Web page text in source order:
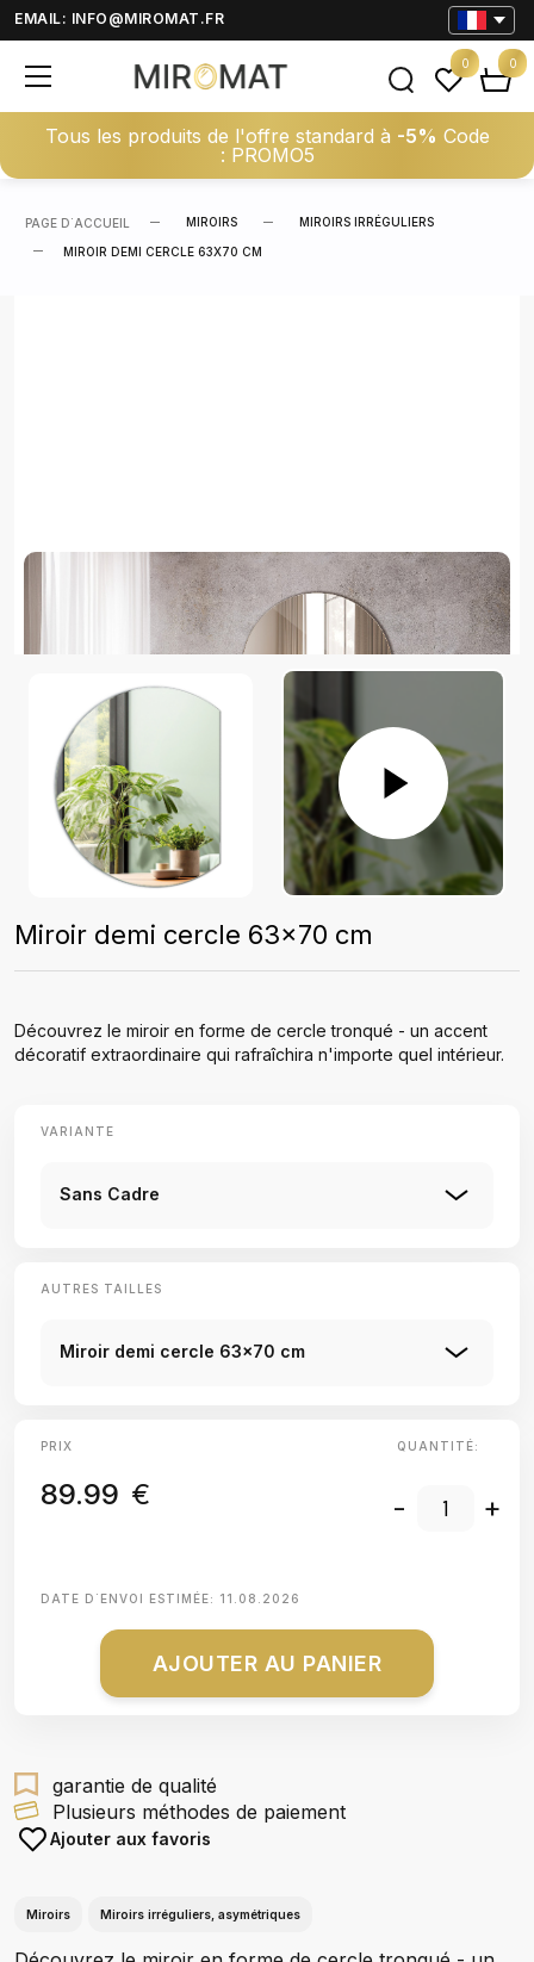
EMAIL: INFO@MIROMAT.FR
Tous les produits de l'offre standard à -5% Code
: PROMO5
0 0
PAGE D΄ACCUEIL MIROIRS MIROIRS IRRÉGULIERS
MIROIR DEMI CERCLE 63X70 CM
Miroir demi cercle 63x70 cm
Découvrez le miroir en forme de cercle tronqué - un accent
décoratif extraordinaire qui rafraîchira n'importe quel intérieur.
VARIANTE
Sans Cadre
AUTRES TAILLES
Miroir demi cercle 63x70 cm
PRIX
89.99 €
QUANTITÉ:
- +
DATE D΄ENVOI ESTIMÉE: 11.08.2026
AJOUTER AU PANIER
garantie de qualité
Plusieurs méthodes de paiement
Ajouter aux favoris
Miroirs Miroirs irréguliers, asymétriques